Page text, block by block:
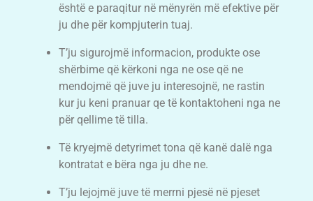
është e paraqitur në mënyrën më efektive për
ju dhe për kompjuterin tuaj.
T’ju sigurojmë informacion, produkte ose
shërbime që kërkoni nga ne ose që ne
mendojmë që juve ju interesojnë, ne rastin
kur ju keni pranuar qe të kontaktoheni nga ne
për qellime të tilla.
Të kryejmë detyrimet tona që kanë dalë nga
kontratat e bëra nga ju dhe ne.
T’ju lejojmë juve të merrni pjesë në pjeset